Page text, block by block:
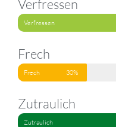
Verfressen
Verfressen
Frech
Frech 30%
Zutraulich
Zutraulich